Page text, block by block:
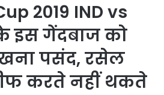
2019 IND vs
इस गेंदबाज को
पसंद, रसेल
करते नहीं थकते